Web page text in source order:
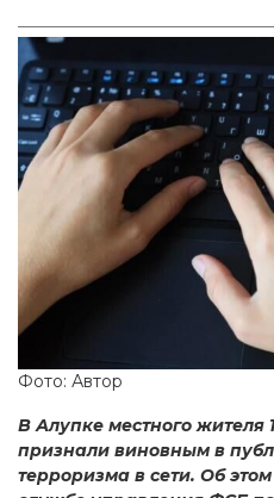
Фото: Автор
В Алупке местного жителя
признали виновным в
терроризма в сети. Об